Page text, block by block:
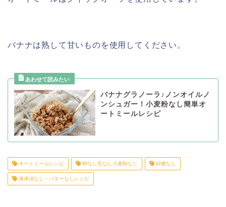
バナナは熟して甘いものを使用してください。
バナナグラノーラ♪ノンオイルノ
ンシュガー！小麦粉なし簡単オ
ートミールレシピ
オートミールレシピ 卵なし乳なし小麦粉なし 砂糖なし
液体油なし・バターなしレシピ